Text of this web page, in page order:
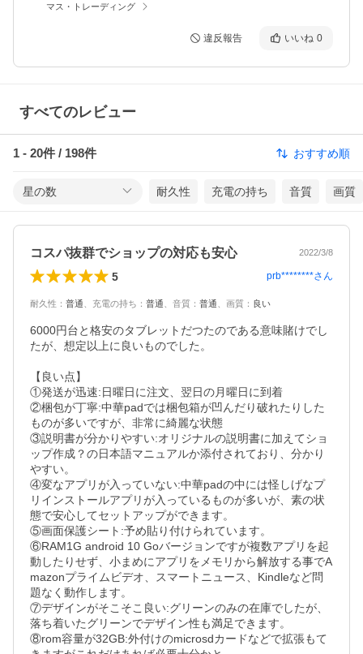
マス・トレーディング
違反報告 いいね 0
すべてのレビュー
1 - 20件 / 198件 おすすめ順
星の数 耐久性 充電の持ち 音質 画質
コスパ抜群でショップの対応も安心 2022/3/8
5 prb********さん
耐久性 ： 普通 充電の持ち ： 普通 音質 ： 普通 画質 ： 良い
6000円台と格安のタブレットだつたのである意味賭けでし
たが、想定以上に良いものでした。
【良い点】
①発送が迅速:日曜日に注文、翌日の月曜日に到着
②梱包が丁寧:中華padでは梱包箱が凹んだり破れたりした
ものが多いですが、非常に綺麗な状態
③説明書が分かりやすい:オリジナルの説明書に加えてショ
ップ作成？の日本語マニュアルか添付されており、分かり
やすい。
④変なアプリが入っていない:中華padの中には怪しげなプ
リインストールアプリが入っているものが多いが、素の状
態で安心してセットアップができます。
⑤画面保護シート:予め貼り付けられています。
⑥RAM1G android 10 Goバージョンですが複数アプリを起
動したりせず、小まめにアプリをメモリから解放する事でA
mazonプライムビデオ、スマートニュース、Kindleなど問
題なく動作します。
⑦デザインがそこそこ良い:グリーンのみの在庫でしたが、
落ち着いたグリーンでデザイン性も満足できます。
⑧rom容量が32GB:外付けのmicrosdカードなどで拡張もて